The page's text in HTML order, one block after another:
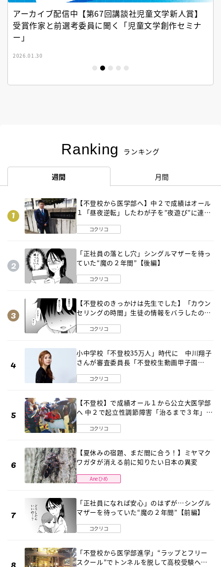
アーカイブ配信中【第67回講談社児童文学新人賞】
受賞作家と前選考委員に聞く「児童文学創作セミナ
ー」
2026.01.30
Ranking ランキング
週間 月間
【不登校から医学部へ】中２で成績はオール
１「昼夜逆転」したわが子を”夜遊び”に連れ
コクリコ
「正社員の落とし穴」シングルマザーを待っ
ていた“魔の２年間”【後編】
コクリコ
【不登校のきっかけは先生でした】「カウン
セリングの時間」生徒の情報をバラしたの
コクリコ
小中学校「不登校35万人」時代に 中川翔子
さんが審査委員長「不登校生動画甲子園
コクリコ
【不登校】で成績オール１から公立大医学部
へ 中２で起立性調節障害「治るまで３年」の
コクリコ
【夏休みの宿題、まだ間に合う！】ミヤマク
ワガタが消える前に知りたい日本の異変
Aneひめ
「正社員になれば安心」のはずが…シングル
マザーを待っていた“魔の２年間”【前編】
コクリコ
「不登校から医学部進学」“ラップとフリー
スクール”でトンネルを脱して高校受験へ